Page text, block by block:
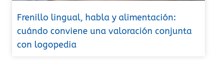
Frenillo lingual, habla y alimentación:
cuándo conviene una valoración conjunta
con logopedia